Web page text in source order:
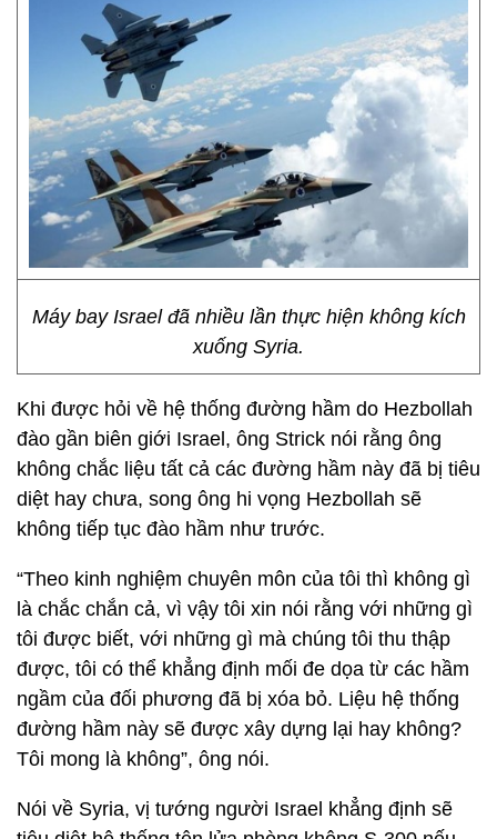
Máy bay Israel đã nhiều lần thực hiện không kích
xuống Syria.
Khi được hỏi về hệ thống đường hầm do Hezbollah
đào gần biên giới Israel, ông Strick nói rằng ông
không chắc liệu tất cả các đường hầm này đã bị tiêu
diệt hay chưa, song ông hi vọng Hezbollah sẽ
không tiếp tục đào hầm như trước.
“Theo kinh nghiệm chuyên môn của tôi thì không gì
là chắc chắn cả, vì vậy tôi xin nói rằng với những gì
tôi được biết, với những gì mà chúng tôi thu thập
được, tôi có thể khẳng định mối đe dọa từ các hầm
ngầm của đối phương đã bị xóa bỏ. Liệu hệ thống
đường hầm này sẽ được xây dựng lại hay không?
Tôi mong là không”, ông nói.
Nói về Syria, vị tướng người Israel khẳng định sẽ